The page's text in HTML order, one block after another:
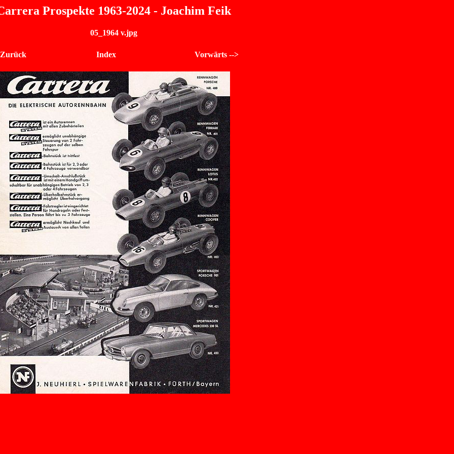
Prospekte 1963-2024 - Joachim Feik
05_1964 v.jpg
Index Vorwärts -->